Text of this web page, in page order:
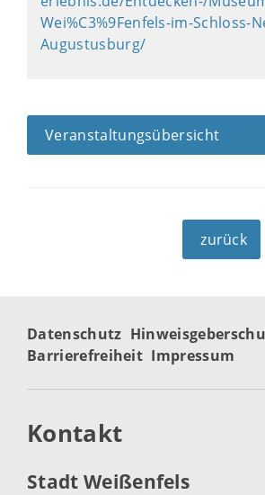
Wei%C3%9Fenfels-im-Schloss-
Augustusburg/
Veranstaltungsübersicht
zurück
Datenschutz
Barrierefreiheit Impressum
Kontakt
Stadt Weißenfels